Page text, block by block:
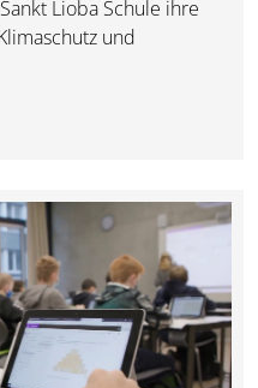
Lioba Schule ihre
und